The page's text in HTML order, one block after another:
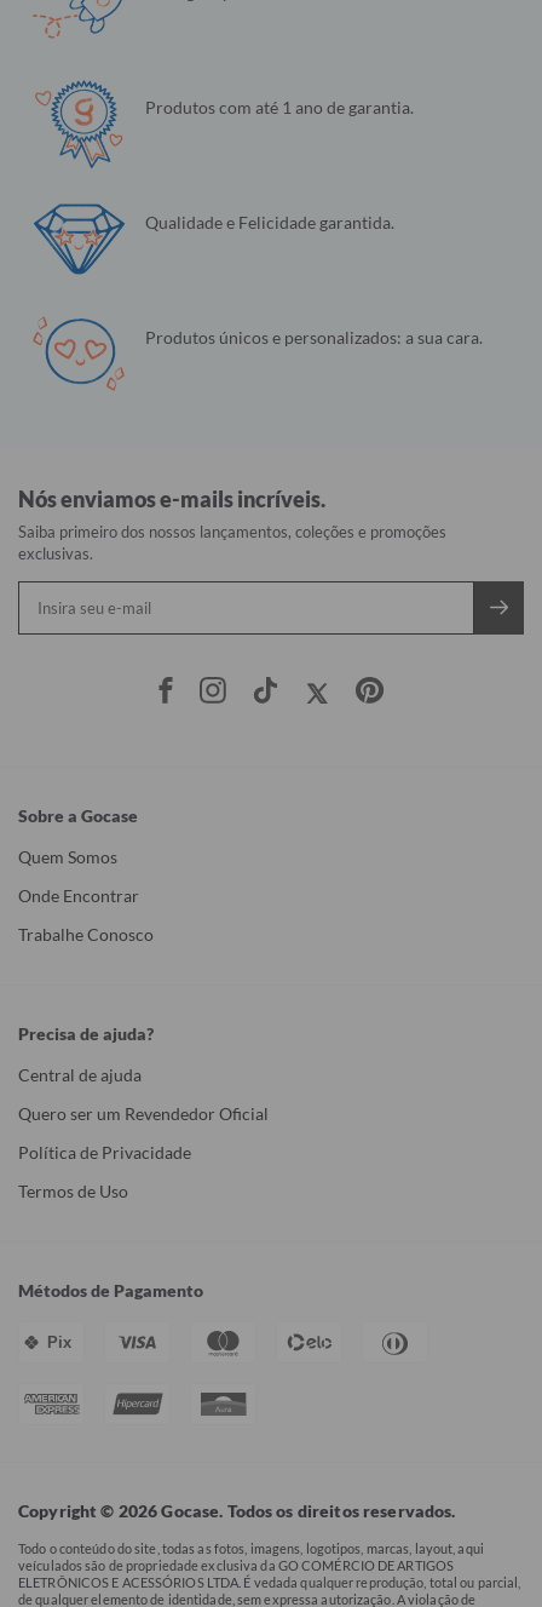
Produtos com até 1 ano de garantia.
Qualidade e Felicidade garantida.
Produtos únicos e personalizados: a sua cara.
Nós enviamos e-mails incríveis.
Saiba primeiro dos nossos lançamentos, coleções e promoções
exclusivas.
Sobre a Gocase
Quem Somos
Onde Encontrar
Trabalhe Conosco
Precisa de ajuda?
Central de ajuda
Quero ser um Revendedor Oficial
Política de Privacidade
Termos de Uso
Métodos de Pagamento
Pix
Copyright © 2026 Gocase. Todos os direitos reservados.
Todo o conteúdo do site, todas as fotos, imagens, logotipos, marcas, layout, aqui
veículados são de propriedade exclusiva da GO COMÉRCIO DE ARTIGOS
ELETRÔNICOS E ACESSÓRIOS LTDA. É vedada qualquer reprodução, total ou parcial,
de qualquer elemento de identidade, sem expressa autorização. A violação de